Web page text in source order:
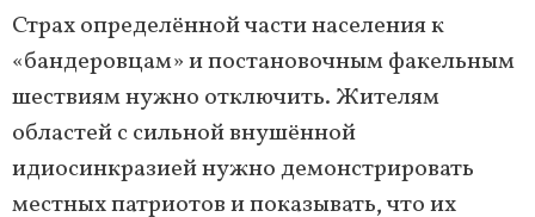
Страх определённой части населения к
«бандеровцам» и постановочным факельным
шествиям нужно отключить. Жителям
областей с сильной внушённой
идиосинкразией нужно демонстрировать
местных патриотов и показывать, что их